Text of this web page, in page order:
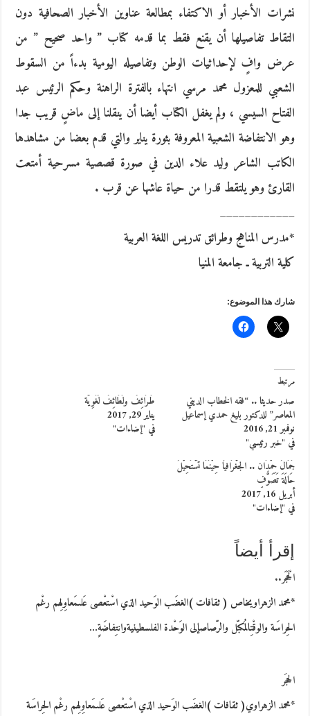
نشرات الأخبار أو الاكتفاء بمطالعة عناوين الأخبار الصحافية دون
التقاط تفاصيلها أن يقنع فقط بما قدمه كتاب ” واحد صحيح ” من
عرض وافٍ لإحداثيات الوطن وتفاصيله اليومية بدءاً من السقوط
الشعبي للمعزول محمد مرسي انتهاء بالفترة الراهنة وحكم الرئيس عبد
الفتاح السيسي ، ولم يغفل الكتاب أيضا أن ينقلنا إلى ماضٍ قريب جدا
وهو الانتفاضة الشعبية المعروفة بثورة يناير والتي قدم بعضا من مشاهدها
الكاتب الشاعر وليد علاء الدين في صورة قصصية مسرحية أمتعت
القارئ وهو يلتقط قدرا من حياة عاشها عن قرب .
____________
*مدرس المناهج وطرائق تدريس اللغة العربية
كلية التربية ـ جامعة المنيا
شارك هذا الموضوع:
مرتبط
صدر حديثا .. “فقه الخطاب الديني
المعاصر” للدكتور بليغ حمدي إسماعيل
نوفمبر 21, 2016
في "خبر رئيسي"
طَرَائِفُ ولَطَائِفُ لُغَوِيَّة
يناير 29, 2017
في "إضاءات"
جَمَالُ حِمْدَان .. الجُغْرَافيَا حِيْنَمَا تَسْتَحِيْلُ
حَالَةَ تَصَوُّفٍ
أبريل 16, 2017
في "إضاءات"
إقرأ أيضاً
الْحَجَر..
*محمد الزهراويخاص ( ثقافات )الغضَب الوَحيد الذي اسْتعْصى عَلىمَعاوِلِهم رغْم
الحِراسَة والوقْتِالمُكبّل والرّصاصإلى الوَحْدة الفلسطينيةوانتِفاضَةٍ…
الحجَر
*محمد الزهراوي( ثقافات )الغضَب الوَحيد الذي اسْتعْصى عَلىمَعاوِلِهم رغْم الحِراسَة